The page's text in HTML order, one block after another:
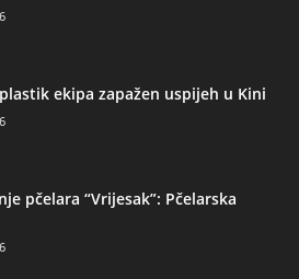
ekipa zapažen uspijeh u Kini
pčelara “Vrijesak”: Pčelarska